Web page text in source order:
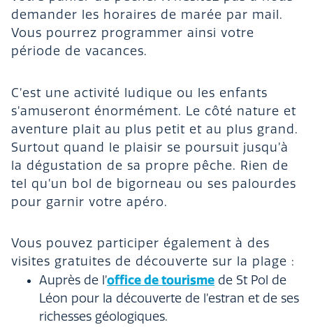
demander les horaires de marée par mail.
Vous pourrez programmer ainsi votre
période de vacances.
C’est une activité ludique ou les enfants
s’amuseront énormément. Le côté nature et
aventure plait au plus petit et au plus grand.
Surtout quand le plaisir se poursuit jusqu’à
la dégustation de sa propre pêche. Rien de
tel qu’un bol de bigorneau ou ses palourdes
pour garnir votre apéro.
Vous pouvez participer également à des
visites gratuites de découverte sur la plage :
Auprès de l’office de tourisme de St Pol de
Léon pour la découverte de l’estran et de ses
richesses géologiques.